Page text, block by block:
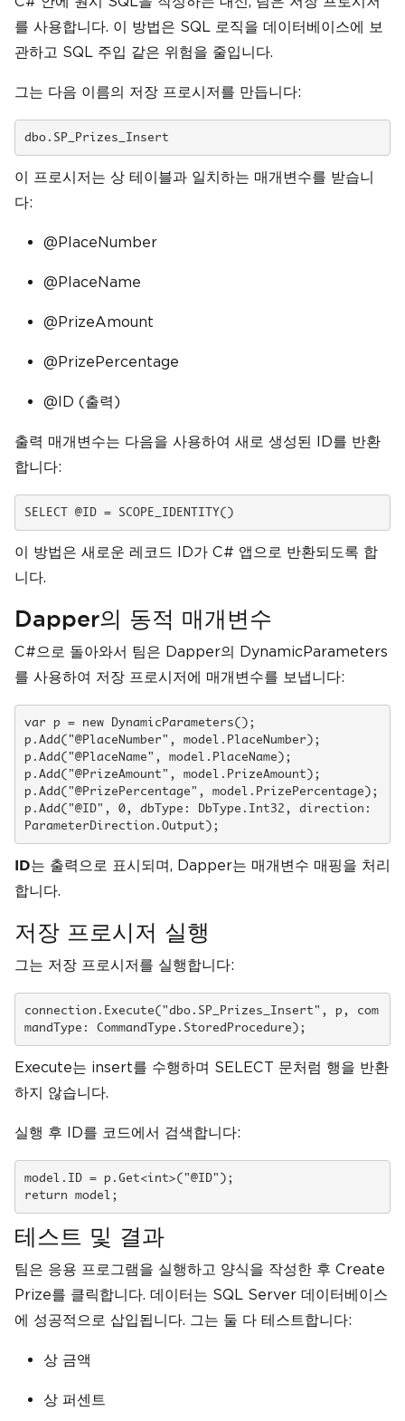
를 사용합니다. 이 방법은 SQL 로직을 데이터베이스에 보
관하고 SQL 주입 같은 위험을 줄입니다.
그는 다음 이름의 저장 프로시저를 만듭니다:
dbo.SP_Prizes_Insert
이 프로시저는 상 테이블과 일치하는 매개변수를 받습니
다:
@PlaceNumber
@PlaceName
@PrizeAmount
@PrizePercentage
@ID (출력)
출력 매개변수는 다음을 사용하여 새로 생성된 ID를 반환
합니다:
SELECT @ID = SCOPE_IDENTITY()
이 방법은 새로운 레코드 ID가 C# 앱으로 반환되도록 합
니다.
Dapper의 동적 매개변수
C#으로 돌아와서 팀은 Dapper의 DynamicParameters
를 사용하여 저장 프로시저에 매개변수를 보냅니다:
var p = new DynamicParameters();
p.Add("@PlaceNumber", model.PlaceNumber);
p.Add("@PlaceName", model.PlaceName);
p.Add("@PrizeAmount", model.PrizeAmount);
p.Add("@PrizePercentage", model.PrizePercentage);
p.Add("@ID", 0, dbType: DbType.Int32, direction:
ParameterDirection.Output);
ID는 출력으로 표시되며, Dapper는 매개변수 매핑을 처리
합니다.
저장 프로시저 실행
그는 저장 프로시저를 실행합니다:
connection.Execute("dbo.SP_Prizes_Insert", p, com
mandType: CommandType.StoredProcedure);
Execute는 insert를 수행하며 SELECT 문처럼 행을 반환
하지 않습니다.
실행 후 ID를 코드에서 검색합니다:
model.ID = p.Get<int>("@ID");
return model;
테스트 및 결과
팀은 응용 프로그램을 실행하고 양식을 작성한 후 Create
Prize를 클릭합니다. 데이터는 SQL Server 데이터베이스
에 성공적으로 삽입됩니다. 그는 둘 다 테스트합니다:
상 금액
상 퍼센트